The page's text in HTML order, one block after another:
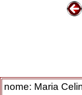
nome: Maria